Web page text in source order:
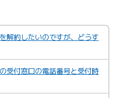
解約したいのですが、どうす
受付窓口の電話番号と受付時